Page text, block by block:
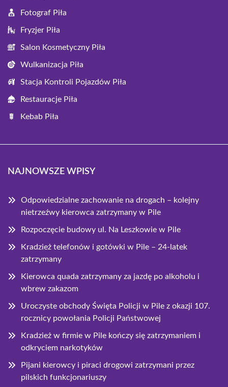
Fotograf Piła
Fryzjer Piła
Salon Kosmetyczny Piła
Wulkanizacja Piła
Stacja Kontroli Pojazdów Piła
Restauracje Piła
Kebab Piła
NAJNOWSZE WPISY
Odpowiedzialne zachowanie na drogach – kolejny
nietrzeźwy kierowca zatrzymany w Pile
Rozpoczęcie budowy ul. Na Leszkowie w Pile
Kradzież telefonów i gotówki w Pile – 24-latek
zatrzymany
Kierowca quada zatrzymany za jazdę po alkoholu i
wbrew zakazom
Uroczyste obchody Święta Policji w Pile z okazji 107.
rocznicy powołania Policji Państwowej
Kradzież w firmie w Pile kończy się zatrzymaniem i
odkryciem narkotyków
Pijani kierowcy i piraci drogowi zatrzymani przez
pilskich funkcjonariuszy